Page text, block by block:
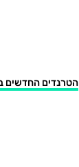
הטרנדים החדשים